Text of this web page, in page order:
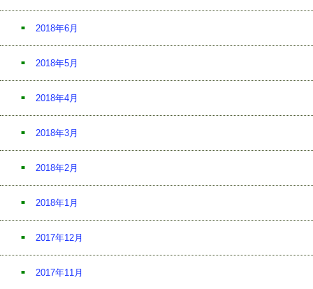
2018年6月
2018年5月
2018年4月
2018年3月
2018年2月
2018年1月
2017年12月
2017年11月